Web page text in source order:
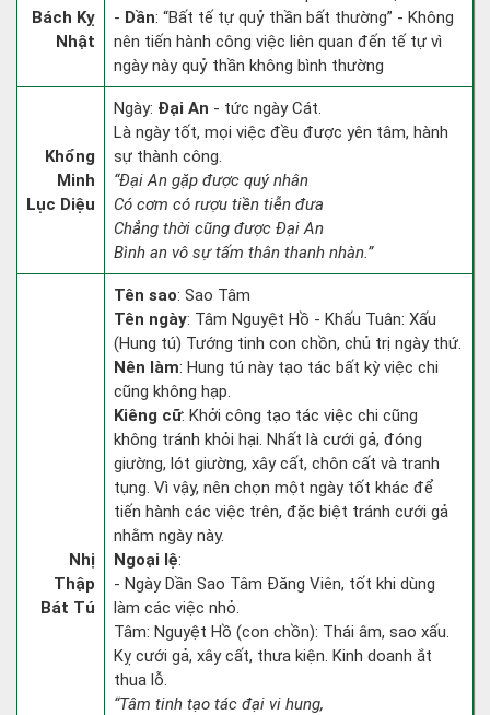
Bách Kỵ
Nhật
- Dần: “Bất tế tự quỷ thần bất thường” - Không
nên tiến hành công việc liên quan đến tế tự vì
ngày này quỷ thần không bình thường
Khổng
Minh
Lục Diệu
Ngày: Đại An - tức ngày Cát.
Là ngày tốt, mọi việc đều được yên tâm, hành
sự thành công.
“Đại An gặp được quý nhân
Có cơm có rượu tiền tiễn đưa
Chẳng thời cũng được Đại An
Bình an vô sự tấm thân thanh nhàn.”
Nhị
Thập
Bát Tú
Tên sao: Sao Tâm
Tên ngày: Tâm Nguyệt Hồ - Khấu Tuân: Xấu
(Hung tú) Tướng tinh con chồn, chủ trị ngày thứ.
Nên làm: Hung tú này tạo tác bất kỳ việc chi
cũng không hạp.
Kiêng cữ: Khởi công tạo tác việc chi cũng
không tránh khỏi hại. Nhất là cưới gả, đóng
giường, lót giường, xây cất, chôn cất và tranh
tụng. Vì vậy, nên chọn một ngày tốt khác để
tiến hành các việc trên, đặc biệt tránh cưới gả
nhằm ngày này.
Ngoại lệ:
- Ngày Dần Sao Tâm Đăng Viên, tốt khi dùng
làm các việc nhỏ.
Tâm: Nguyệt Hồ (con chồn): Thái âm, sao xấu.
Kỵ cưới gả, xây cất, thưa kiện. Kinh doanh ắt
thua lỗ.
“Tâm tinh tạo tác đại vi hung,